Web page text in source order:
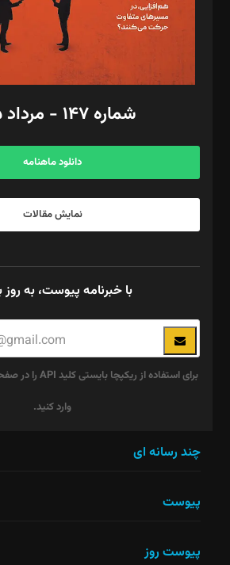
فیلمبرداری و عکاسی: امیر شفیعی، مانی لطفی
گرافیک و صفحه‌آرایی: سید‌سبحان‌علی ثابت
مد‌یر توسعه تجاری: کامبیز برید‌
امور مالی: شاپور رهبری، محمد‌ کاظمی‌نیا
آگهی و مشترکین: ۰۹۱۹۹۹۹۰۴۵۴
شماره ۱۴۷ - مرداد ۱۴۰۵
دانلود ماهنامه
نمایش مقالات
با خبرنامه پیوست، به روز
وارد کنید.
نباید
چند رسانه ای
پیوست
پیوست روز